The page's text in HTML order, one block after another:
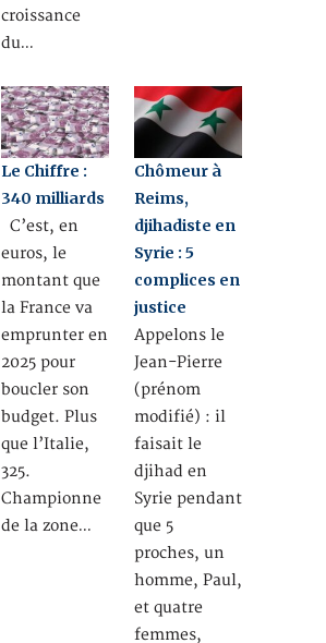
croissance
du…
Le Chiffre :
340 milliards
C’est, en
euros, le
montant que
la France va
emprunter en
2025 pour
boucler son
budget. Plus
que l’Italie,
325.
Championne
de la zone…
Chômeur à
Reims,
djihadiste en
Syrie : 5
complices en
justice
Appelons le
Jean-Pierre
(prénom
modifié) : il
faisait le
djihad en
Syrie pendant
que 5
proches, un
homme, Paul,
et quatre
femmes,